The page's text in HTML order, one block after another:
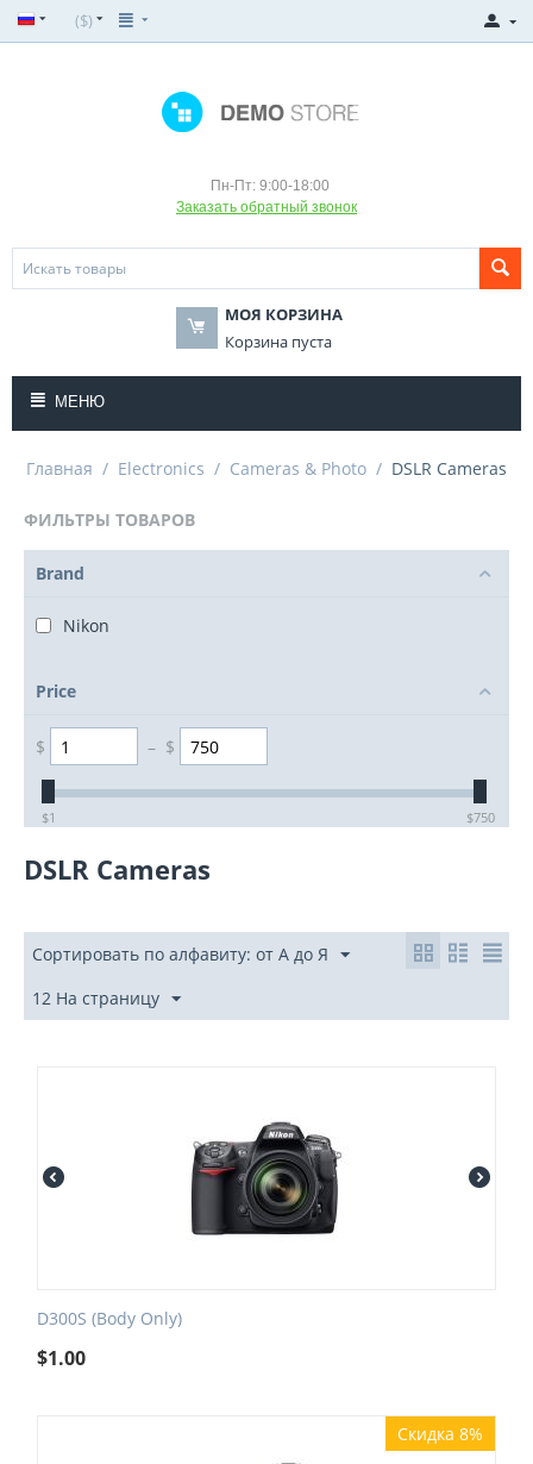
($)
Пн-Пт: 9:00-18:00
Заказать обратный звонок
МОЯ КОРЗИНА
Корзина пуста
МЕНЮ
Главная / Electronics / Cameras & Photo / DSLR Cameras
ФИЛЬТРЫ ТОВАРОВ
Brand
Nikon
Price
$ – $
‎$1 ‎$750
DSLR Cameras
Сортировать по алфавиту: от А до Я
12 На страницу
D300S (Body Only)
$1.00
Скидка 8%